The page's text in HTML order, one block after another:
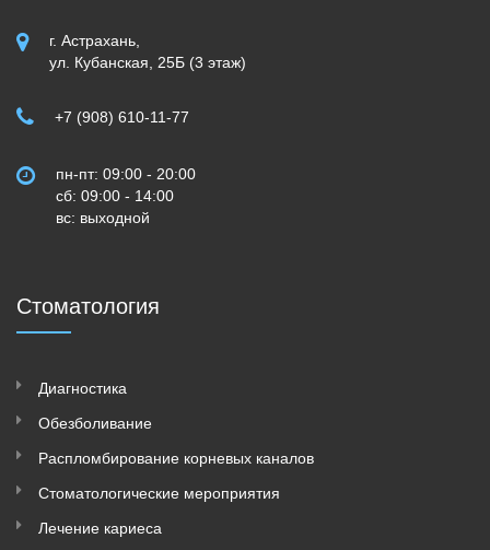
г. Астрахань,
ул. Кубанская, 25Б (3 этаж)
+7 (908) 610-11-77
пн-пт: 09:00 - 20:00
сб: 09:00 - 14:00
вс: выходной
Стоматология
Диагностика
Обезболивание
Распломбирование корневых каналов
Стоматологические мероприятия
Лечение кариеса